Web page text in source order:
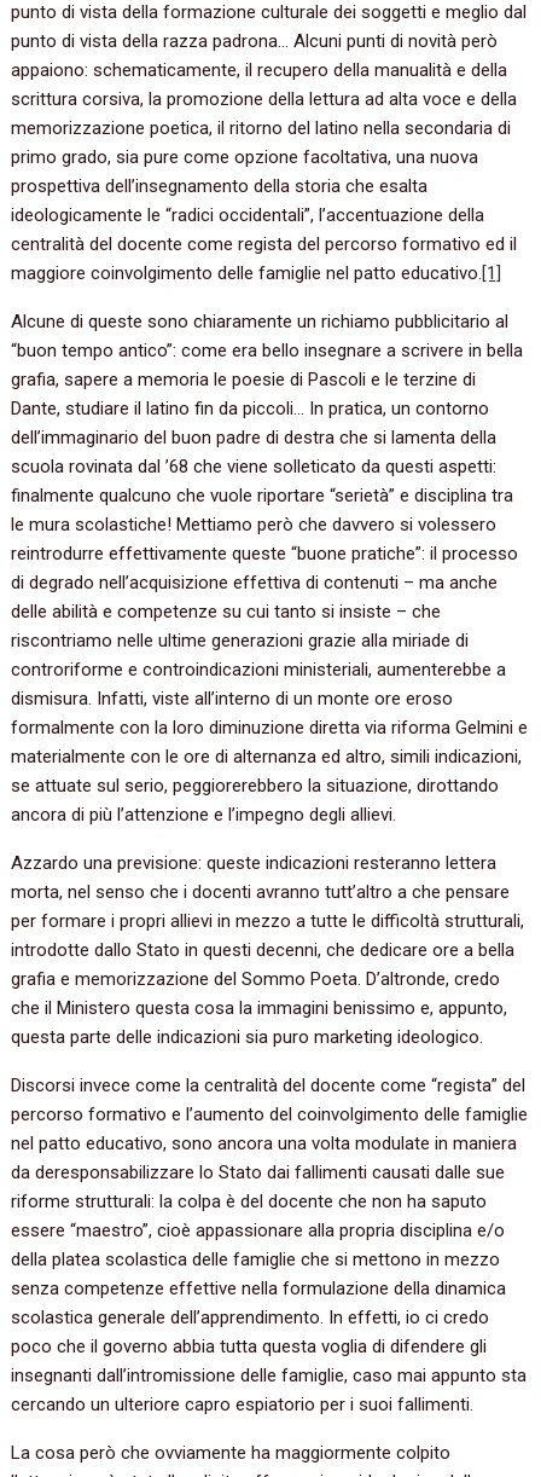
punto di vista della formazione culturale dei soggetti e meglio dal
punto di vista della razza padrona… Alcuni punti di novità però
appaiono: schematicamente, il recupero della manualità e della
scrittura corsiva, la promozione della lettura ad alta voce e della
memorizzazione poetica, il ritorno del latino nella secondaria di
primo grado, sia pure come opzione facoltativa, una nuova
prospettiva dell’insegnamento della storia che esalta
ideologicamente le “radici occidentali”, l’accentuazione della
centralità del docente come regista del percorso formativo ed il
maggiore coinvolgimento delle famiglie nel patto educativo.[1]
Alcune di queste sono chiaramente un richiamo pubblicitario al
“buon tempo antico”: come era bello insegnare a scrivere in bella
grafia, sapere a memoria le poesie di Pascoli e le terzine di
Dante, studiare il latino fin da piccoli… In pratica, un contorno
dell’immaginario del buon padre di destra che si lamenta della
scuola rovinata dal ’68 che viene solleticato da questi aspetti:
finalmente qualcuno che vuole riportare “serietà” e disciplina tra
le mura scolastiche! Mettiamo però che davvero si volessero
reintrodurre effettivamente queste “buone pratiche”: il processo
di degrado nell’acquisizione effettiva di contenuti – ma anche
delle abilità e competenze su cui tanto si insiste – che
riscontriamo nelle ultime generazioni grazie alla miriade di
controriforme e controindicazioni ministeriali, aumenterebbe a
dismisura. Infatti, viste all’interno di un monte ore eroso
formalmente con la loro diminuzione diretta via riforma Gelmini e
materialmente con le ore di alternanza ed altro, simili indicazioni,
se attuate sul serio, peggiorerebbero la situazione, dirottando
ancora di più l’attenzione e l’impegno degli allievi.
Azzardo una previsione: queste indicazioni resteranno lettera
morta, nel senso che i docenti avranno tutt’altro a che pensare
per formare i propri allievi in mezzo a tutte le difficoltà strutturali,
introdotte dallo Stato in questi decenni, che dedicare ore a bella
grafia e memorizzazione del Sommo Poeta. D’altronde, credo
che il Ministero questa cosa la immagini benissimo e, appunto,
questa parte delle indicazioni sia puro marketing ideologico.
Discorsi invece come la centralità del docente come “regista” del
percorso formativo e l’aumento del coinvolgimento delle famiglie
nel patto educativo, sono ancora una volta modulate in maniera
da deresponsabilizzare lo Stato dai fallimenti causati dalle sue
riforme strutturali: la colpa è del docente che non ha saputo
essere “maestro”, cioè appassionare alla propria disciplina e/o
della platea scolastica delle famiglie che si mettono in mezzo
senza competenze effettive nella formulazione della dinamica
scolastica generale dell’apprendimento. In effetti, io ci credo
poco che il governo abbia tutta questa voglia di difendere gli
insegnanti dall’intromissione delle famiglie, caso mai appunto sta
cercando un ulteriore capro espiatorio per i suoi fallimenti.
La cosa però che ovviamente ha maggiormente colpito